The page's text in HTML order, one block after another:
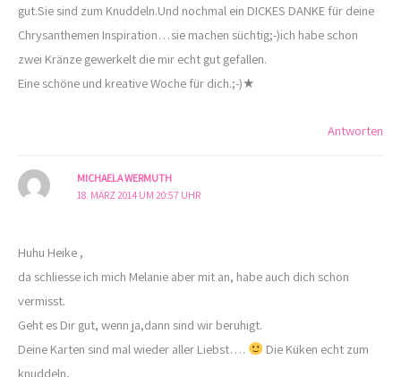
gut.Sie sind zum Knuddeln.Und nochmal ein DICKES DANKE für deine
Chrysanthemen Inspiration…sie machen süchtig;-)ich habe schon
zwei Kränze gewerkelt die mir echt gut gefallen.
Eine schöne und kreative Woche für dich.;-)★
Antworten
MICHAELA WERMUTH
18. MÄRZ 2014 UM 20:57 UHR
Huhu Heike ,
da schliesse ich mich Melanie aber mit an, habe auch dich schon
vermisst.
Geht es Dir gut, wenn ja,dann sind wir beruhigt.
Deine Karten sind mal wieder aller Liebst….
Die Küken echt zum
knuddeln,